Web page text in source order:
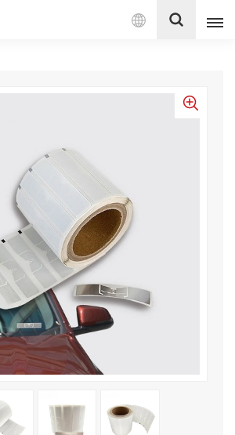
Español
Español
Português
بالعربية